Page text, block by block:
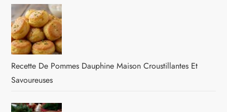
Recette De Pommes Dauphine Maison Croustillantes Et
Savoureuses